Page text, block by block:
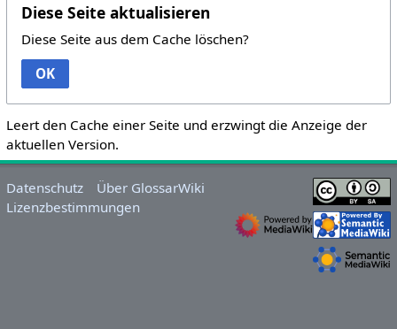
Diese Seite aktualisieren
Diese Seite aus dem Cache löschen?
OK
Leert den Cache einer Seite und erzwingt die Anzeige der
aktuellen Version.
Datenschutz
Über GlossarWiki
Lizenzbestimmungen